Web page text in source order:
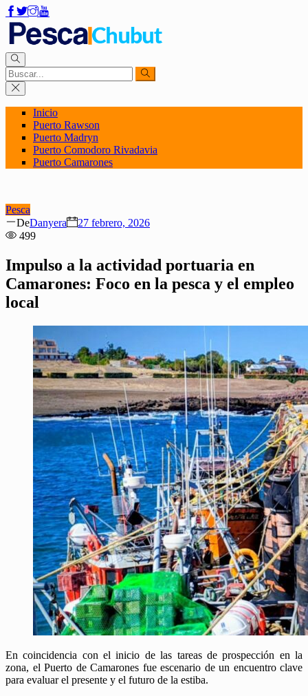
Inicio
Puerto Rawson
Puerto Madryn
Puerto Comodoro Rivadavia
Puerto Camarones
Pesca
DeAuthor
Danyera
Posted
27 febrero, 2026
499
Impulso a la actividad portuaria en
Camarones: Foco en la pesca y el empleo
local
En coincidencia con el inicio de las tareas de prospección en la
zona, el Puerto de Camarones fue escenario de un encuentro clave
para evaluar el presente y el futuro de la estiba.